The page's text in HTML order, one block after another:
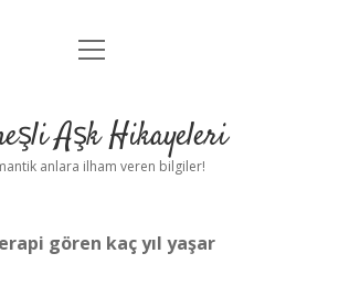
Anasayfa
Yasal Uyarı
menüyü
Aşk Hikayeleri
anlara ilham veren bilgiler!
gören kaç yıl yaşar